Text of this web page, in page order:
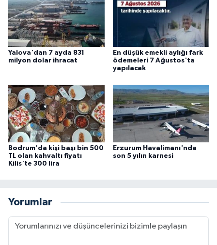
Yalova'dan 7 ayda 831
milyon dolar ihracat
En düşük emekli aylığı fark
ödemeleri 7 Ağustos'ta
yapılacak
Bodrum'da kişi başı bin 500
TL olan kahvaltı fiyatı
Kilis'te 300 lira
Erzurum Havalimanı'nda
son 5 yılın karnesi
Yorumlar